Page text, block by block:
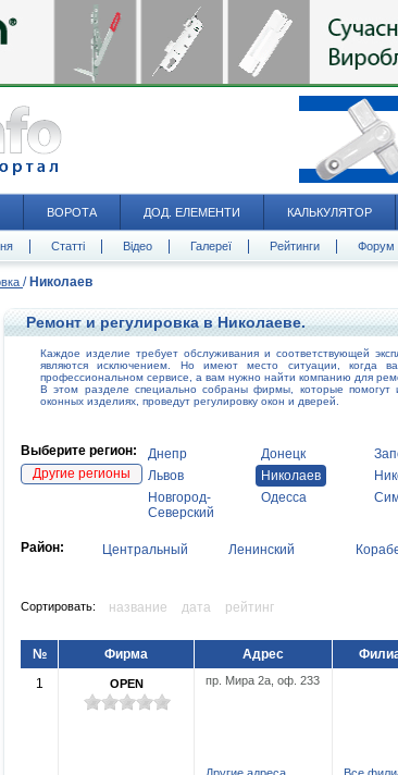
ВОРОТА ДОД. ЕЛЕМЕНТИ КАЛЬКУЛЯТОР
Статті Відео Галереї Рейтинги Форум
/ Николаев
Ремонт и регулировка в Николаеве.
Каждое изделие требует обслуживания и соответствующей
являются исключением. Но имеют место ситуации, когда
профессиональном сервисе, а вам нужно найти компанию для
В этом разделе специально собраны фирмы, которые помогут
оконных изделиях, проведут регулировку окон и дверей.
Выберите регион:
Другие регионы
Днепр Донецк
Львов
Николаев
Новгород-
Северский
Одесса
Район: Центральный Ленинский
Сортировать: название дата рейтинг
№ Фирма Адрес
1
OPEN пр. Мира 2а, оф. 233